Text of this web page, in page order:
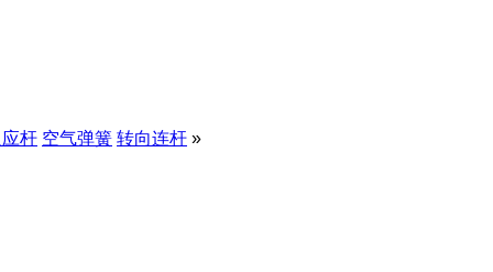
杆 空气弹簧 转向连杆 »